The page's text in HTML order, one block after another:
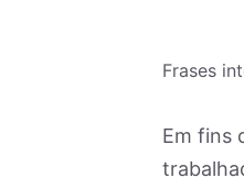
Frases
Em fins